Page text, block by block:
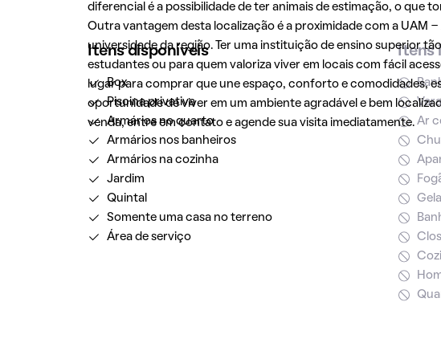
diferencial é a possibilidade de ter animais de estimação, o que
Outra vantagem desta localização é a proximidade com a UAM
universidade da região. Ter uma instituição de ensino superior
estudantes ou para quem valoriza viver em locais com fácil
lugar para comprar que une espaço, conforto e comodidades,
oportunidade de viver em um ambiente agradável e bem
venda, entre em contato e agende sua visita imediatamente.
Itens disponíveis
Box
Piscina privativa
Armários no quarto
Armários nos banheiros
Armários na cozinha
Jardim
Quintal
Somente uma casa no terreno
Área de serviço
Itens
Ar